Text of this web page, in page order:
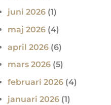
juni 2026 (1)
maj 2026 (4)
april 2026 (6)
mars 2026 (5)
februari 2026 (4)
januari 2026 (1)